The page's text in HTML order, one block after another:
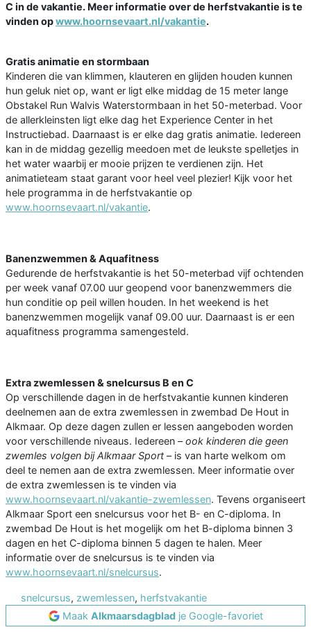
C in de vakantie. Meer informatie over de herfstvakantie is te
vinden opwww.hoornsevaart.nl/vakantie.
Gratis animatie en stormbaan
Kinderen die van klimmen, klauteren en glijden houden kunnen
hun geluk niet op, want er ligt elke middag de 15 meter lange
Obstakel Run Walvis Waterstormbaan in het 50-meterbad. Voor
de allerkleinsten ligt elke dag het Experience Center in het
Instructiebad. Daarnaast is er elke dag gratis animatie. Iedereen
kan in de middag gezellig meedoen met de leukste spelletjes in
het water waarbij er mooie prijzen te verdienen zijn. Het
animatieteam staat garant voor heel veel plezier! Kijk voor het
hele programma in de herfstvakantie op
www.hoornsevaart.nl/vakantie.
Banenzwemmen & Aquafitness
Gedurende de herfstvakantie is het 50-meterbad vijf ochtenden
per week vanaf 07.00 uur geopend voor banenzwemmers die
hun conditie op peil willen houden. In het weekend is het
banenzwemmen mogelijk vanaf 09.00 uur. Daarnaast is er een
aquafitness programma samengesteld.
Extra zwemlessen & snelcursus B en C
Op verschillende dagen in de herfstvakantie kunnen kinderen
deelnemen aan de extra zwemlessen in zwembad De Hout in
Alkmaar. Op deze dagen zullen er lessen aangeboden worden
voor verschillende niveaus. Iedereen –ook kinderen die geen
zwemles volgen bij Alkmaar Sport – is van harte welkom om
deel te nemen aan de extra zwemlessen. Meer informatie over
de extra zwemlessen is te vinden via
www.hoornsevaart.nl/vakantie-zwemlessen. Tevens organiseert
Alkmaar Sport een snelcursus voor het B- en C-diploma. In
zwembad De Hout is het mogelijk om het B-diploma binnen 3
dagen en het C-diploma binnen 5 dagen te halen. Meer
informatie over de snelcursus is te vinden via
www.hoornsevaart.nl/snelcursus.
snelcursus, zwemlessen, herfstvakantie
Maak Alkmaarsdagbladje Google-favoriet